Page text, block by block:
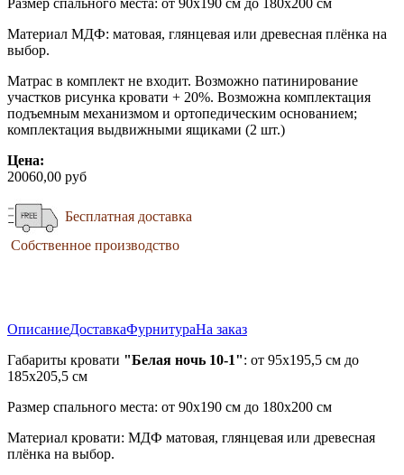
Размер спального места: от 90х190 см до 180х200 см
Материал МДФ: матовая, глянцевая или древесная плёнка на
выбор.
Матрас в комплект не входит. Возможно патинирование
участков рисунка кровати + 20%. Возможна комплектация
подъемным механизмом и ортопедическим основанием;
комплектация выдвижными ящиками (2 шт.)
Цена:
20060,00 руб
Бесплатная доставка
Собственное производство
ОписаниеДоставкаФурнитураНа заказ
Габариты кровати "Белая ночь 10-1": от 95х195,5 см до
185х205,5 см
Размер спального места: от 90х190 см до 180х200 см
Материал кровати: МДФ матовая, глянцевая или древесная
плёнка на выбор.